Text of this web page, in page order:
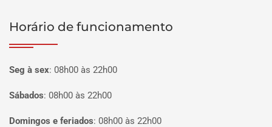
Horário de funcionamento
Seg à sex: 08h00 às 22h00
Sábados: 08h00 às 22h00
Domingos e feriados: 08h00 às 22h00